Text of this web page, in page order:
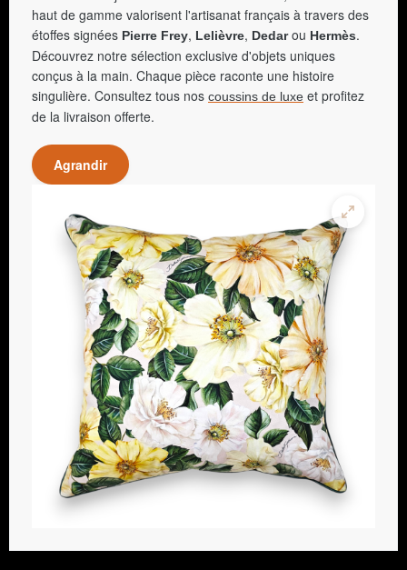
haut de gamme valorisent l'artisanat français à travers des
étoffes signées Pierre Frey, Lelièvre, Dedarou Hermès.
Découvrez notre sélection exclusive d'objets uniques
conçus à la main. Chaque pièce raconte une histoire
singulière. Consultez tous nos coussins de luxe et profitez
de la livraison offerte.
Agrandir